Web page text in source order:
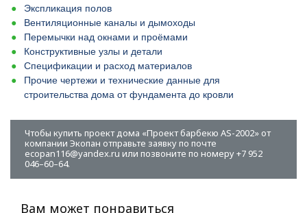
Экспликация полов
Вентиляционные каналы и дымоходы
Перемычки над окнами и проёмами
Конструктивные узлы и детали
Спецификации и расход материалов
Прочие чертежи и технические данные для
строительства дома от фундамента до кровли
Чтобы купить проект дома «Проект барбекю AS-2002» от
компании Экопан отправьте заявку по почте
ecopan116@yandex.ru или позвоните по номеру +7 952
046–60–64.
Вам может понравиться